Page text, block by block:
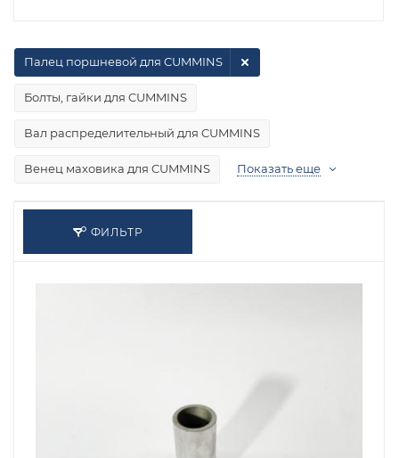
Болты, гайки для CUMMINS
Вал распределительный для CUMMINS
Венец маховика для CUMMINS
Палец поршневой для CUMMINS
Показать еще
ФИЛЬТР